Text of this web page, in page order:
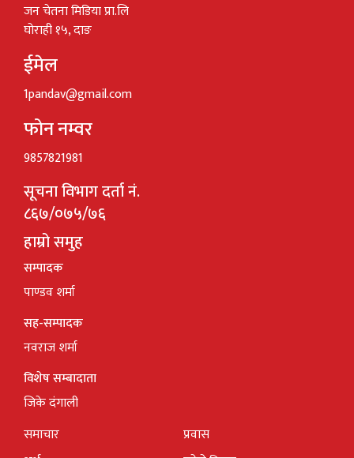
जन चेतना मिडिया प्रा.लि
घोराही १५, दाङ
ईमेल
1pandav@gmail.com
फोन नम्वर
9857821981
सूचना विभाग दर्ता नं.
८६७/०७५/७६
हाम्रो समुह
सम्पादक
पाण्डव शर्मा
सह-सम्पादक
नवराज शर्मा
विशेष सम्बादाता
जिके दंगाली
समाचार
प्रवास